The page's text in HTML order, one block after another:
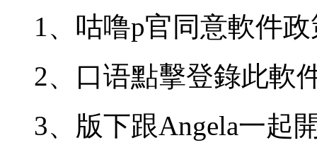
1、咕噜p官同意軟件
2、口语點擊登錄此軟
3、版下跟Angela一起